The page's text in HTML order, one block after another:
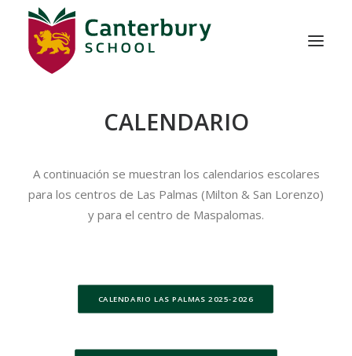
NOSOTROS
EDUCACIÓN
VIDA ESCOLAR
CONTACTO
CALENDARIO
A continuación se muestran los calendarios escolares
para los centros de Las Palmas (Milton & San Lorenzo)
y para el centro de Maspalomas.
CALENDARIO LAS PALMAS 2025-2026